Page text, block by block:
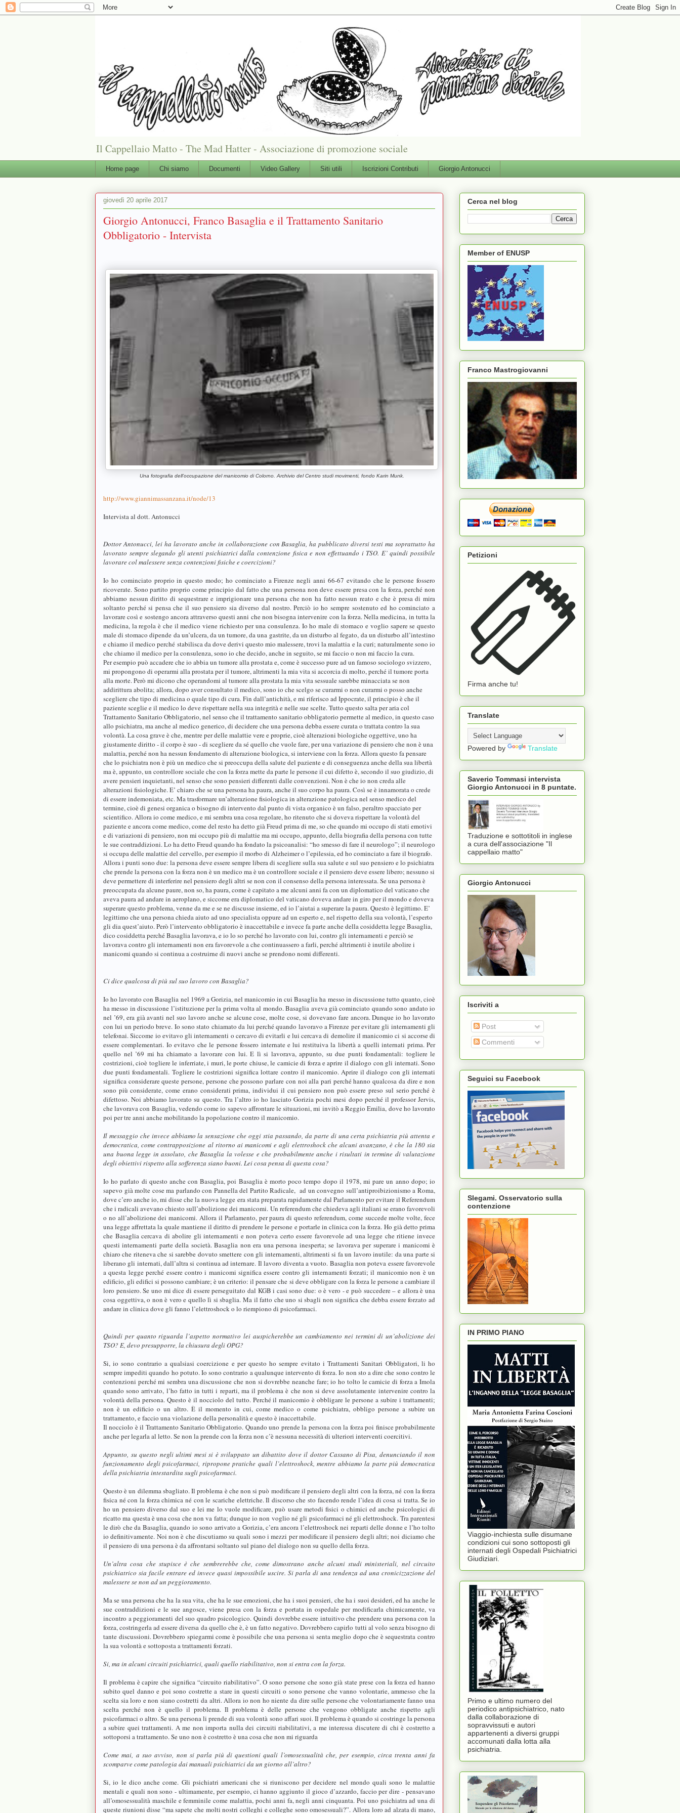
Il Cappellaio Matto - The Mad Hatter - Associazione di promozione sociale
Home page Chi siamo Documenti Video Gallery Siti utili Iscrizioni Contributi Giorgio Antonucci
giovedì 20 aprile 2017
Giorgio Antonucci, Franco Basaglia e il Trattamento Sanitario
Obbligatorio - Intervista
Una fotografia dell’occupazione del manicomio di Colorno. Archivio del Centro studi movimenti, fondo Karin Munk.
http://www.giannimassanzana.it/node/13
Intervista al dott. Antonucci
Dottor Antonucci, lei ha lavorato anche in collaborazione con Basaglia, ha pubblicato diversi testi ma soprattutto ha
lavorato sempre slegando gli utenti psichiatrici dalla contenzione fisica e non effettuando i TSO. E’ quindi possibile
lavorare col malessere senza contenzioni fisiche e coercizioni?
Io ho cominciato proprio in questo modo; ho cominciato a Firenze negli anni 66-67 evitando che le persone fossero
ricoverate. Sono partito proprio come principio dal fatto che una persona non deve essere presa con la forza, perché non
abbiamo nessun diritto di sequestrare e imprigionare una persona che non ha fatto nessun reato e che è presa di mira
soltanto perché si pensa che il suo pensiero sia diverso dal nostro. Perciò io ho sempre sostenuto ed ho cominciato a
lavorare così e sostengo ancora attraverso questi anni che non bisogna intervenire con la forza. Nella medicina, in tutta la
medicina, la regola è che il medico viene richiesto per una consulenza. Io ho male di stomaco e voglio sapere se questo
male di stomaco dipende da un’ulcera, da un tumore, da una gastrite, da un disturbo al fegato, da un disturbo all’intestino
e chiamo il medico perché stabilisca da dove derivi questo mio malessere, trovi la malattia e la curi; naturalmente sono io
che chiamo il medico per la consulenza, sono io che decido, anche in seguito, se mi faccio o non mi faccio la cura.
Per esempio può accadere che io abbia un tumore alla prostata e, come è successo pure ad un famoso sociologo svizzero,
mi propongono di operarmi alla prostata per il tumore, altrimenti la mia vita si accorcia di molto, perché il tumore porta
alla morte. Però mi dicono che operandomi al tumore alla prostata la mia vita sessuale sarebbe minacciata se non
addirittura abolita; allora, dopo aver consultato il medico, sono io che scelgo se curarmi o non curarmi o posso anche
scegliere che tipo di medicina o quale tipo di cura. Fin dall’antichità, e mi riferisco ad Ippocrate, il principio è che il
paziente sceglie e il medico lo deve rispettare nella sua integrità e nelle sue scelte. Tutto questo salta per aria col
Trattamento Sanitario Obbligatorio, nel senso che il trattamento sanitario obbligatorio permette al medico, in questo caso
allo psichiatra, ma anche al medico generico, di decidere che una persona debba essere curata o trattata contro la sua
volontà. La cosa grave è che, mentre per delle malattie vere e proprie, cioè alterazioni biologiche oggettive, uno ha
giustamente diritto - il corpo è suo - di scegliere da sé quello che vuole fare, per una variazione di pensiero che non è una
malattia, perché non ha nessun fondamento di alterazione biologica, si interviene con la forza. Allora questo fa pensare
che lo psichiatra non è più un medico che si preoccupa della salute del paziente e di conseguenza anche della sua libertà
ma è, appunto, un controllore sociale che con la forza mette da parte le persone il cui difetto è, secondo il suo giudizio, di
avere pensieri inquietanti, nel senso che sono pensieri differenti dalle convenzioni. Non è che io non creda alle
alterazioni fisiologiche. E’ chiaro che se una persona ha paura, anche il suo corpo ha paura. Così se è innamorata o crede
di essere indemoniata, etc. Ma trasformare un’alterazione fisiologica in alterazione patologica nel senso medico del
termine, cioè di genesi organica o bisogno di intervento dal punto di vista organico è un falso, peraltro spacciato per
scientifico. Allora io come medico, e mi sembra una cosa regolare, ho ritenuto che si doveva rispettare la volontà del
paziente e ancora come medico, come del resto ha detto già Freud prima di me, so che quando mi occupo di stati emotivi
e di variazioni di pensiero, non mi occupo più di malattie ma mi occupo, appunto, della biografia della persona con tutte
le sue contraddizioni. Lo ha detto Freud quando ha fondato la psicoanalisi: “ho smesso di fare il neurologo”; il neurologo
si occupa delle malattie del cervello, per esempio il morbo di Alzheimer o l’epilessia, ed ho cominciato a fare il biografo.
Allora i punti sono due: la persona deve essere sempre libera di scegliere sulla sua salute e sul suo pensiero e lo psichiatra
che prende la persona con la forza non è un medico ma è un controllore sociale e il pensiero deve essere libero; nessuno si
deve permettere di interferire nel pensiero degli altri se non con il consenso della persona interessata. Se una persona è
preoccupata da alcune paure, non so, ha paura, come è capitato a me alcuni anni fa con un diplomatico del vaticano che
aveva paura ad andare in aeroplano, e siccome era diplomatico del vaticano doveva andare in giro per il mondo e doveva
superare questo problema, venne da me e se ne discusse insieme, ed io l’aiutai a superare la paura. Questo è legittimo. E’
legittimo che una persona chieda aiuto ad uno specialista oppure ad un esperto e, nel rispetto della sua volontà, l’esperto
gli dia quest’aiuto. Però l’intervento obbligatorio è inaccettabile e invece fa parte anche della cosiddetta legge Basaglia,
dico cosiddetta perché Basaglia lavorava, e io lo so perché ho lavorato con lui, contro gli internamenti e perciò se
lavorava contro gli internamenti non era favorevole a che continuassero a farli, perché altrimenti è inutile abolire i
manicomi quando si continua a costruirne di nuovi anche se prendono nomi differenti.
Ci dice qualcosa di più sul suo lavoro con Basaglia?
Io ho lavorato con Basaglia nel 1969 a Gorizia, nel manicomio in cui Basaglia ha messo in discussione tutto quanto, cioè
ha messo in discussione l’istituzione per la prima volta al mondo. Basaglia aveva già cominciato quando sono andato io
nel ’69, era già avanti nel suo lavoro anche se alcune cose, molte cose, si dovevano fare ancora. Dunque io ho lavorato
con lui un periodo breve. Io sono stato chiamato da lui perché quando lavoravo a Firenze per evitare gli internamenti gli
telefonai. Siccome io evitavo gli internamenti o cercavo di evitarli e lui cercava di demolire il manicomio ci si accorse di
essere complementari. Io evitavo che le persone fossero internate e lui restituiva la libertà a quelli internati prima. Per
quello nel ’69 mi ha chiamato a lavorare con lui. E lì si lavorava, appunto, su due punti fondamentali: togliere le
costrizioni, cioè togliere le inferriate, i muri, le porte chiuse, le camicie di forza e aprire il dialogo con gli internati. Sono
due punti fondamentali. Togliere le costrizioni significa lottare contro il manicomio. Aprire il dialogo con gli internati
significa considerare queste persone, persone che possono parlare con noi alla pari perché hanno qualcosa da dire e non
sono più considerate, come erano considerati prima, individui il cui pensiero non può essere preso sul serio perché è
difettoso. Noi abbiamo lavorato su questo. Tra l’altro io ho lasciato Gorizia pochi mesi dopo perché il professor Jervis,
che lavorava con Basaglia, vedendo come io sapevo affrontare le situazioni, mi invitò a Reggio Emilia, dove ho lavorato
poi per tre anni anche mobilitando la popolazione contro il manicomio.
Il messaggio che invece abbiamo la sensazione che oggi stia passando, da parte di una certa psichiatria più attenta e
democratica, come contrapposizione al ritorno ai manicomi e agli elettroshock che alcuni avanzano, è che la 180 sia
una buona legge in assoluto, che Basaglia la volesse e che probabilmente anche i risultati in termine di valutazione
degli obiettivi rispetto alla sofferenza siano buoni. Lei cosa pensa di questa cosa?
Io ho parlato di questo anche con Basaglia, poi Basaglia è morto poco tempo dopo il 1978, mi pare un anno dopo; io
sapevo già molte cose ma parlando con Pannella del Partito Radicale, ad un convegno sull’antiproibizionismo a Roma,
dove c’ero anche io, mi disse che la nuova legge era stata preparata rapidamente dal Parlamento per evitare il Referendum
che i radicali avevano chiesto sull’abolizione dei manicomi. Un referendum che chiedeva agli italiani se erano favorevoli
o no all’abolizione dei manicomi. Allora il Parlamento, per paura di questo referendum, come succede molte volte, fece
una legge affrettata la quale mantiene il diritto di prendere le persone e portarle in clinica con la forza. Ho già detto prima
che Basaglia cercava di abolire gli internamenti e non poteva certo essere favorevole ad una legge che ritiene invece
questi internamenti parte della società. Basaglia non era una persona inesperta; se lavorava per superare i manicomi è
chiaro che riteneva che si sarebbe dovuto smettere con gli internamenti, altrimenti si fa un lavoro inutile: da una parte si
liberano gli internati, dall’altra si continua ad internare. Il lavoro diventa a vuoto. Basaglia non poteva essere favorevole
a questa legge perché essere contro i manicomi significa essere contro gli internamenti forzati; il manicomio non è un
edificio, gli edifici si possono cambiare; è un criterio: il pensare che si deve obbligare con la forza le persone a cambiare il
loro pensiero. Se uno mi dice di essere perseguitato dal KGB i casi sono due: o è vero - e può succedere – e allora è una
cosa oggettiva, o non è vero e quello lì si sbaglia. Ma il fatto che uno si sbagli non significa che debba essere forzato ad
andare in clinica dove gli fanno l’elettroshock o lo riempiono di psicofarmaci.
Quindi per quanto riguarda l’aspetto normativo lei auspicherebbe un cambiamento nei termini di un’abolizione dei
TSO? E, devo presupporre, la chiusura degli OPG?
Si, io sono contrario a qualsiasi coercizione e per questo ho sempre evitato i Trattamenti Sanitari Obbligatori, li ho
sempre impediti quando ho potuto. Io sono contrario a qualunque intervento di forza. Io non sto a dire che sono contro le
contenzioni perché mi sembra una discussione che non si dovrebbe neanche fare; io ho tolto le camicie di forza a Imola
quando sono arrivato, l’ho fatto in tutti i reparti, ma il problema è che non si deve assolutamente intervenire contro la
volontà della persona. Questo è il nocciolo del tutto. Perché il manicomio è obbligare le persone a subire i trattamenti;
non è un edificio o un altro. È il momento in cui, come medico o come psichiatra, obbligo persone a subire un
trattamento, e faccio una violazione della personalità e questo è inaccettabile.
Il nocciolo è il Trattamento Sanitario Obbligatorio. Quando uno prende la persona con la forza poi finisce probabilmente
anche per legarla al letto. Se non la prende con la forza non c’è nessuna necessità di ulteriori interventi coercitivi.
Appunto, su questo negli ultimi mesi si è sviluppato un dibattito dove il dottor Cassano di Pisa, denunciando il non
funzionamento degli psicofarmaci, ripropone pratiche quali l’elettroshock, mentre abbiamo la parte più democratica
della psichiatria intestardita sugli psicofarmaci.
Questo è un dilemma sbagliato. Il problema è che non si può modificare il pensiero degli altri con la forza, né con la forza
fisica né con la forza chimica né con le scariche elettriche. Il discorso che sto facendo rende l’idea di cosa si tratta. Se io
ho un pensiero diverso dal suo e lei me lo vuole modificare, può usare metodi fisici o chimici ed anche psicologici di
ricatto ma questa è una cosa che non va fatta; dunque io non voglio né gli psicofarmaci né gli elettroshock. Tra parentesi
le dirò che da Basaglia, quando io sono arrivato a Gorizia, c’era ancora l’elettroshock nei reparti delle donne e l’ho tolto
io definitivamente. Noi non è che discutiamo su quali sono i mezzi per modificare il pensiero degli altri; noi diciamo che
il pensiero di una persona è da affrontarsi soltanto sul piano del dialogo non su quello della forza.
Un’altra cosa che stupisce è che sembrerebbe che, come dimostrano anche alcuni studi ministeriali, nel circuito
psichiatrico sia facile entrare ed invece quasi impossibile uscire. Si parla di una tendenza ad una cronicizzazione del
malessere se non ad un peggioramento.
Ma se una persona che ha la sua vita, che ha le sue emozioni, che ha i suoi pensieri, che ha i suoi desideri, ed ha anche le
sue contraddizioni e le sue angosce, viene presa con la forza e portata in ospedale per modificarla chimicamente, va
incontro a peggioramenti del suo quadro psicologico. Quindi dovrebbe essere intuitivo che prendere una persona con la
forza, costringerla ad essere diversa da quello che è, è un fatto negativo. Dovrebbero capirlo tutti al volo senza bisogno di
tante discussioni. Dovrebbero spiegarmi come è possibile che una persona si senta meglio dopo che è sequestrata contro
la sua volontà e sottoposta a trattamenti forzati.
Si, ma in alcuni circuiti psichiatrici, quali quello riabilitativo, non si entra con la forza.
Il problema è capire che significa “circuito riabilitativo”. O sono persone che sono già state prese con la forza ed hanno
subito quel danno e poi sono costrette a stare in questi circuiti o sono persone che vanno volontarie, ammesso che la
scelta sia loro e non siano costretti da altri. Allora io non ho niente da dire sulle persone che volontariamente fanno una
scelta perché non è quello il problema. Il problema è delle persone che vengono obbligate anche rispetto agli
psicofarmaci o altro. Se una persona li prende di sua volontà sono affari suoi. Il problema è quando si costringe la persona
a subire quei trattamenti. A me non importa nulla dei circuiti riabilitativi, a me interessa discutere di chi è costretto a
sottoporsi a trattamento. Se uno non è costretto è una cosa che non mi riguarda
Come mai, a suo avviso, non si parla più di questioni quali l’omosessualità che, per esempio, circa trenta anni fa
scomparve come patologia dai manuali psichiatrici da un giorno all’altro?
Si, io le dico anche come. Gli psichiatri americani che si riuniscono per decidere nel mondo quali sono le malattie
mentali e quali non sono - ultimamente, per esempio, ci hanno aggiunto il gioco d’azzardo, faccio per dire - pensavano
all’omosessualità maschile e femminile come malattia, pochi anni fa, negli anni cinquanta. Poi uno psichiatra ad una di
queste riunioni disse “ma sapete che molti nostri colleghi e colleghe sono omosessuali?”. Allora loro ad alzata di mano,
Cerca nel blog
Member of ENUSP
Franco Mastrogiovanni
Petizioni
Firma anche tu!
Translate
Powered by Translate
Saverio Tommasi intervista
Giorgio Antonucci in 8 puntate.
Traduzione e sottotitoli in inglese
a cura dell'associazione "Il
cappellaio matto"
Giorgio Antonucci
Iscriviti a
Post
Commenti
Seguici su Facebook
Slegami. Osservatorio sulla
contenzione
IN PRIMO PIANO
Viaggio-inchiesta sulle disumane
condizioni cui sono sottoposti gli
internati degli Ospedali Psichiatrici
Giudiziari.
Primo e ultimo numero del
periodico antipsichiatrico, nato
dalla collaborazione di
sopravvissuti e autori
appartenenti a diversi gruppi
accomunati dalla lotta alla
psichiatria.